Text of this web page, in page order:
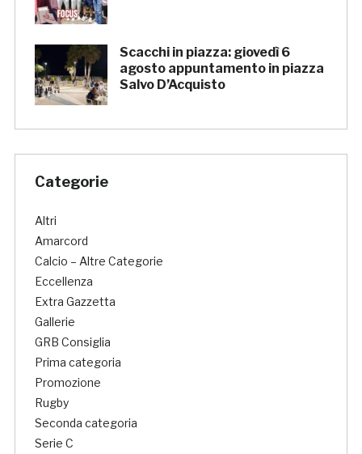
Scacchi in piazza: giovedì 6
agosto appuntamento in piazza
Salvo D’Acquisto
Categorie
Altri
Amarcord
Calcio – Altre Categorie
Eccellenza
Extra Gazzetta
Gallerie
GRB Consiglia
Prima categoria
Promozione
Rugby
Seconda categoria
Serie C